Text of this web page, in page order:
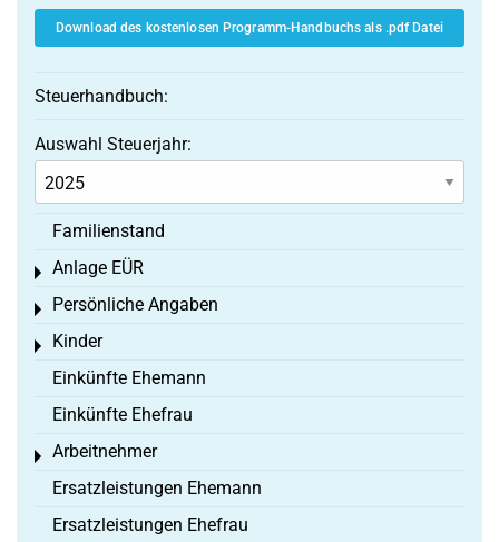
Download des kostenlosen Programm-Handbuchs als .pdf Datei
Steuerhandbuch:
Auswahl Steuerjahr:
Familienstand
Anlage EÜR
Toggle menu
Persönliche Angaben
Toggle menu
Kinder
Toggle menu
Einkünfte Ehemann
Einkünfte Ehefrau
Arbeitnehmer
Toggle menu
Ersatzleistungen Ehemann
Ersatzleistungen Ehefrau